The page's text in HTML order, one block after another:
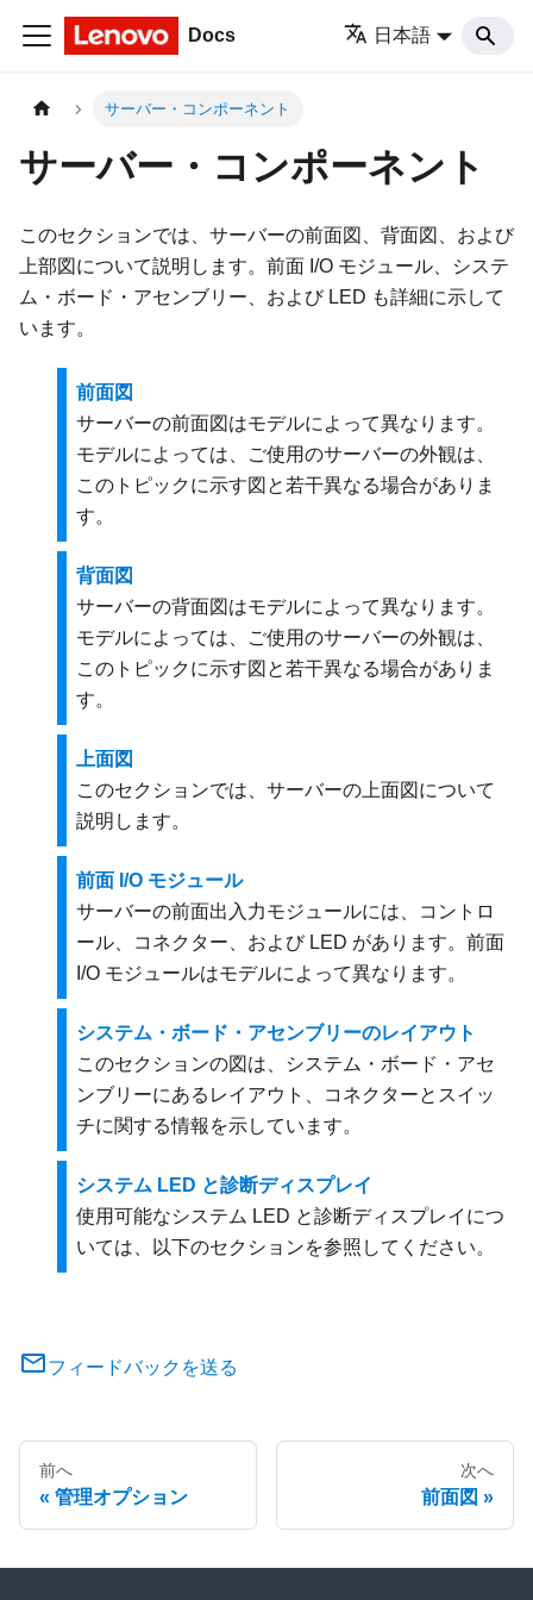
Docs 日本語
サーバー・コンポーネント
サーバー・コンポーネント
このセクションでは、サーバーの前面図、背面図、および
上部図について説明します。前面 I/O モジュール、システ
ム・ボード・アセンブリー、および LED も詳細に示して
います。
前面図
サーバーの前面図はモデルによって異なります。
モデルによっては、ご使用のサーバーの外観は、
このトピックに示す図と若干異なる場合がありま
す。
背面図
サーバーの背面図はモデルによって異なります。
モデルによっては、ご使用のサーバーの外観は、
このトピックに示す図と若干異なる場合がありま
す。
上面図
このセクションでは、サーバーの上面図について
説明します。
前面 I/O モジュール
サーバーの前面出入力モジュールには、コントロ
ール、コネクター、および LED があります。前面
I/O モジュールはモデルによって異なります。
システム・ボード・アセンブリーのレイアウト
このセクションの図は、システム・ボード・アセ
ンブリーにあるレイアウト、コネクターとスイッ
チに関する情報を示しています。
システム LED と診断ディスプレイ
使用可能なシステム LED と診断ディスプレイにつ
いては、以下のセクションを参照してください。
フィードバックを送る
前へ
管理オプション
次へ
前面図